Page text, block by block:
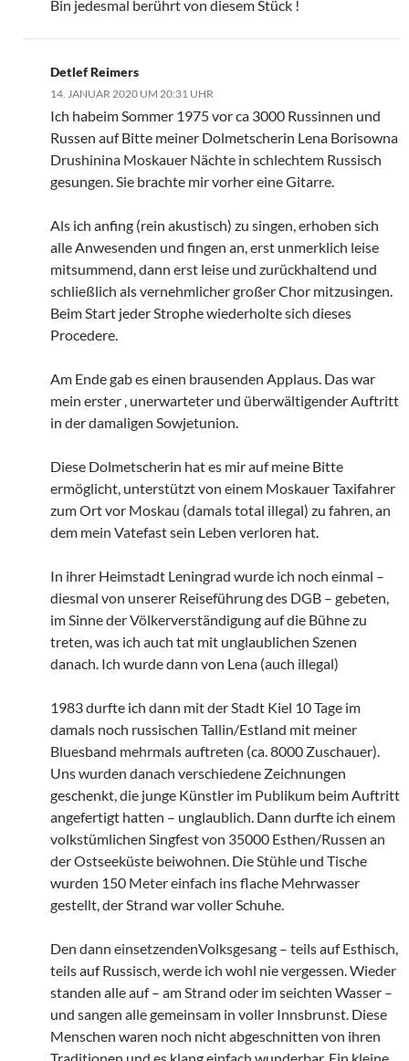
Bin jedesmal berührt von diesem Stück !
Detlef Reimers
14. JANUAR 2020 UM 20:31 UHR
Ich habeim Sommer 1975 vor ca 3000 Russinnen und
Russen auf Bitte meiner Dolmetscherin Lena Borisowna
Drushinina Moskauer Nächte in schlechtem Russisch
gesungen. Sie brachte mir vorher eine Gitarre.
Als ich anfing (rein akustisch) zu singen, erhoben sich
alle Anwesenden und fingen an, erst unmerklich leise
mitsummend, dann erst leise und zurückhaltend und
schließlich als vernehmlicher großer Chor mitzusingen.
Beim Start jeder Strophe wiederholte sich dieses
Procedere.
Am Ende gab es einen brausenden Applaus. Das war
mein erster , unerwarteter und überwältigender Auftritt
in der damaligen Sowjetunion.
Diese Dolmetscherin hat es mir auf meine Bitte
ermöglicht, unterstützt von einem Moskauer Taxifahrer
zum Ort vor Moskau (damals total illegal) zu fahren, an
dem mein Vatefast sein Leben verloren hat.
In ihrer Heimstadt Leningrad wurde ich noch einmal –
diesmal von unserer Reiseführung des DGB – gebeten,
im Sinne der Völkerverständigung auf die Bühne zu
treten, was ich auch tat mit unglaublichen Szenen
danach. Ich wurde dann von Lena (auch illegal)
1983 durfte ich dann mit der Stadt Kiel 10 Tage im
damals noch russischen Tallin/Estland mit meiner
Bluesband mehrmals auftreten (ca. 8000 Zuschauer).
Uns wurden danach verschiedene Zeichnungen
geschenkt, die junge Künstler im Publikum beim Auftritt
angefertigt hatten – unglaublich. Dann durfte ich einem
volkstümlichen Singfest von 35000 Esthen/Russen an
der Ostseeküste beiwohnen. Die Stühle und Tische
wurden 150 Meter einfach ins flache Mehrwasser
gestellt, der Strand war voller Schuhe.
Den dann einsetzendenVolksgesang – teils auf Esthisch,
teils auf Russisch, werde ich wohl nie vergessen. Wieder
standen alle auf – am Strand oder im seichten Wasser –
und sangen alle gemeinsam in voller Innsbrunst. Diese
Menschen waren noch nicht abgeschnitten von ihren